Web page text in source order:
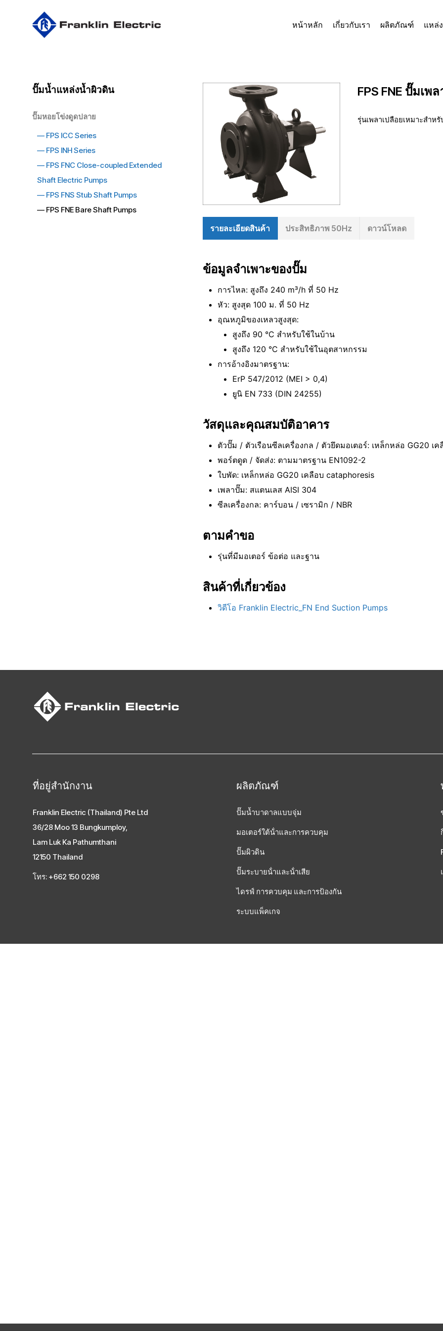
หน้าหลัก เกี่ยวกับเรา ผลิตภัณฑ์ แหล่
ปั๊มน้ำแหล่งน้ำผิวดิน
ปั๊มหอยโข่งดูดปลาย
— FPS ICC Series
— FPS INH Series
— FPS FNC Close-coupled Extended
Shaft Electric Pumps
— FPS FNS Stub Shaft Pumps
— FPS FNE Bare Shaft Pumps
FPS FNE ปั๊มเพ
รุ่นเพลาเปลือยเหมาะสําห
รายละเอียดสินค้า ประสิทธิภาพ 50Hz ดาวน์โหลด
ข้อมูลจําเพาะของปั๊ม
การไหล: สูงถึง 240 m³/h ที่ 50 Hz
หัว: สูงสุด 100 ม. ที่ 50 Hz
อุณหภูมิของเหลวสูงสุด:
สูงถึง 90 °C สําหรับใช้ในบ้าน
สูงถึง 120 °C สําหรับใช้ในอุตสาหกรรม
การอ้างอิงมาตรฐาน:
ErP 547/2012 (MEI > 0,4)
ยูนิ EN 733 (DIN 24255)
วัสดุและคุณสมบัติอาคาร
ตัวปั๊ม / ตัวเรือนซีลเครื่องกล / ตัวยึดมอเตอร์: เหล็กหล่อ GG20 เ
พอร์ตดูด / จัดส่ง: ตามมาตรฐาน EN1092-2
ใบพัด: เหล็กหล่อ GG20 เคลือบ cataphoresis
เพลาปั๊ม: สแตนเลส AISI 304
ซีลเครื่องกล: คาร์บอน / เซรามิก / NBR
ตามคําขอ
รุ่นที่มีมอเตอร์ ข้อต่อ และฐาน
สินค้าที่เกี่ยวข้อง
วิดีโอ Franklin Electric_FN End Suction Pumps
ที่อยู่สํานักงาน
Franklin Electric (Thailand) Pte Ltd
36/28 Moo 13 Bungkumploy,
Lam Luk Ka Pathumthani
12150 Thailand
โทร: +662 150 0298
ผลิตภัณฑ์
ปั๊มน้ำบาดาลแบบจุ่ม
มอเตอร์ใต้น้ําและการควบคุม
ปั๊มผิวดิน
ปั๊มระบายน้ําและน้ําเสีย
ไดรฟ์ การควบคุม และการป้องกัน
ระบบแพ็คเกจ